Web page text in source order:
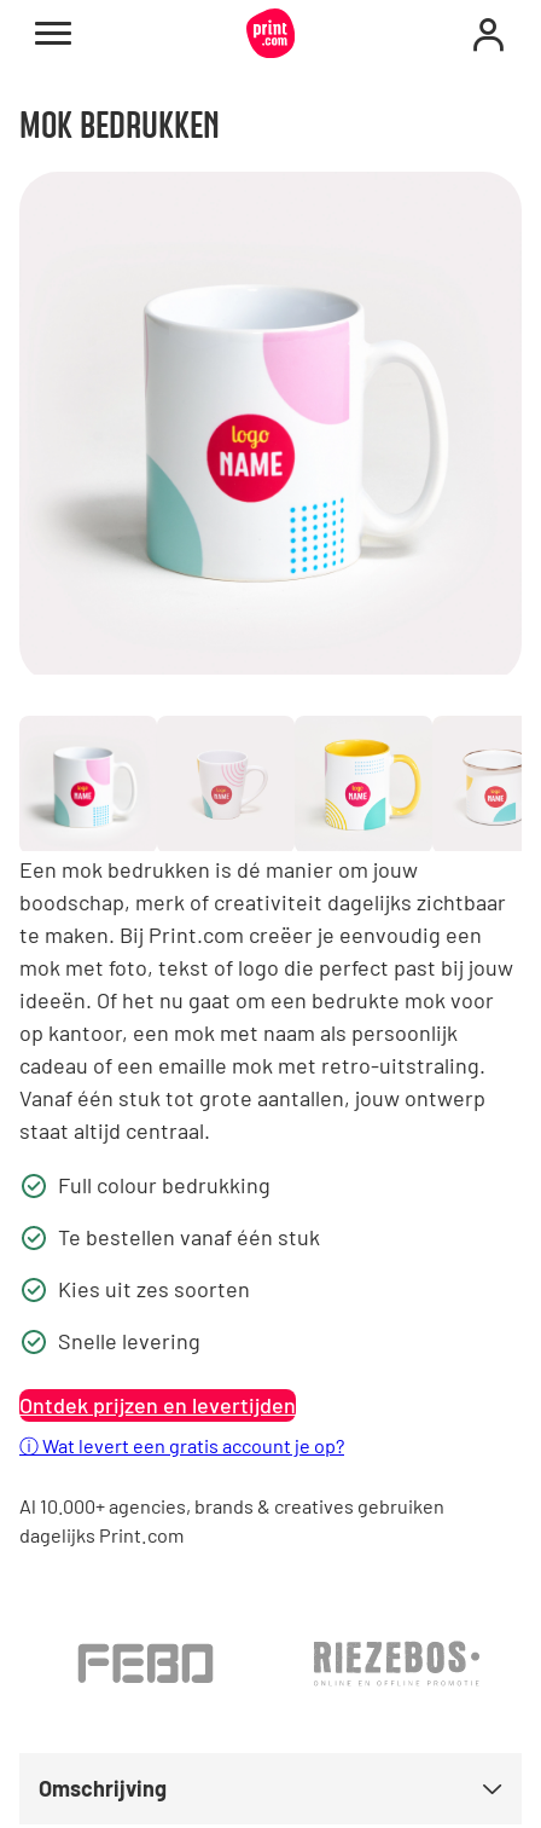
MOK BEDRUKKEN
Een mok bedrukken is dé manier om jouw
boodschap, merk of creativiteit dagelijks zichtbaar
te maken. Bij Print.com creëer je eenvoudig een
mok met foto, tekst of logo die perfect past bij jouw
ideeën. Of het nu gaat om een bedrukte mok voor
op kantoor, een mok met naam als persoonlijk
cadeau of een emaille mok met retro-uitstraling.
Vanaf één stuk tot grote aantallen, jouw ontwerp
staat altijd centraal.
Full colour bedrukking
Te bestellen vanaf één stuk
Kies uit zes soorten
Snelle levering
Ontdek prijzen en levertijden
ⓘWat levert een gratis account je op?
Al 10.000+ agencies, brands & creatives gebruiken
dagelijks Print.com
Omschrijving